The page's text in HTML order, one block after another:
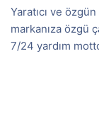
Yaratıcı ve
markanıza özgü
7/24 yardım